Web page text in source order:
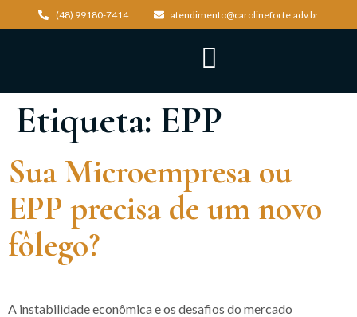
(48) 99180-7414 atendimento@carolineforte.adv.br
Etiqueta: EPP
Sua Microempresa ou
EPP precisa de um novo
fôlego?
A instabilidade econômica e os desafios do mercado